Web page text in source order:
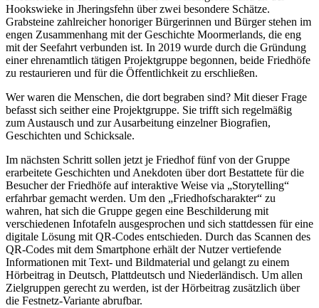
Hookswieke in Jheringsfehn über zwei besondere Schätze.
Grabsteine zahlreicher honoriger Bürgerinnen und Bürger stehen im
engen Zusammenhang mit der Geschichte Moormerlands, die eng
mit der Seefahrt verbunden ist. In 2019 wurde durch die Gründung
einer ehrenamtlich tätigen Projektgruppe begonnen, beide Friedhöfe
zu restaurieren und für die Öffentlichkeit zu erschließen.
Wer waren die Menschen, die dort begraben sind? Mit dieser Frage
befasst sich seither eine Projektgruppe. Sie trifft sich regelmäßig
zum Austausch und zur Ausarbeitung einzelner Biografien,
Geschichten und Schicksale.
Im nächsten Schritt sollen jetzt je Friedhof fünf von der Gruppe
erarbeitete Geschichten und Anekdoten über dort Bestattete für die
Besucher der Friedhöfe auf interaktive Weise via „Storytelling“
erfahrbar gemacht werden. Um den „Friedhofscharakter“ zu
wahren, hat sich die Gruppe gegen eine Beschilderung mit
verschiedenen Infotafeln ausgesprochen und sich stattdessen für eine
digitale Lösung mit QR-Codes entschieden. Durch das Scannen des
QR-Codes mit dem Smartphone erhält der Nutzer vertiefende
Informationen mit Text- und Bildmaterial und gelangt zu einem
Hörbeitrag in Deutsch, Plattdeutsch und Niederländisch. Um allen
Zielgruppen gerecht zu werden, ist der Hörbeitrag zusätzlich über
die Festnetz-Variante abrufbar.